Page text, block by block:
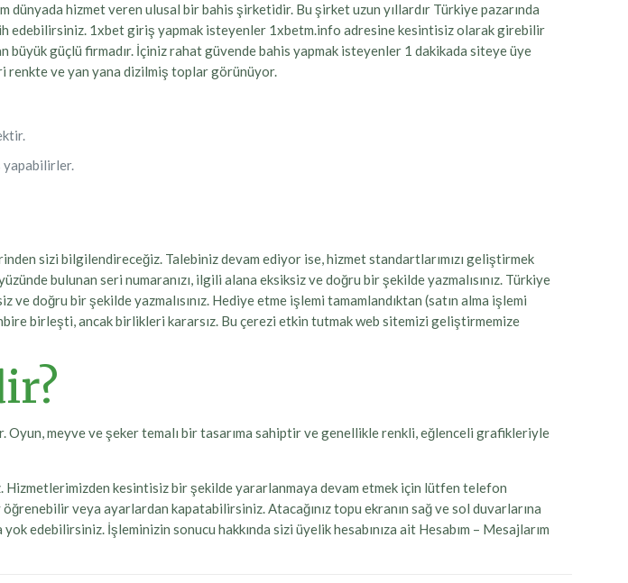
dünyada hizmet veren ulusal bir bahis şirketidir. Bu şirket uzun yıllardır Türkiye pazarında
edebilirsiniz. 1xbet giriş yapmak isteyenler 1xbetm.info adresine kesintisiz olarak girebilir
güçlü firmadır. İçiniz rahat güvende bahis yapmak isteyenler 1 dakikada siteye üye
renkte ve yan yana dizilmiş toplar görünüyor.
yapabilirler.
sizi bilgilendireceğiz. Talebiniz devam ediyor ise, hizmet standartlarımızı geliştirmek
bulunan seri numaranızı, ilgili alana eksiksiz ve doğru bir şekilde yazmalısınız. Türkiye
ve doğru bir şekilde yazmalısınız. Hediye etme işlemi tamamlandıktan (satın alma işlemi
birleşti, ancak birlikleri kararsız. Bu çerezi etkin tutmak web sitemizi geliştirmemize
meyve ve şeker temalı bir tasarıma sahiptir ve genellikle renkli, eğlenceli grafikleriyle
Hizmetlerimizden kesintisiz bir şekilde yararlanmaya devam etmek için lütfen telefon
öğrenebilir veya ayarlardan kapatabilirsiniz. Atacağınız topu ekranın sağ ve sol duvarlarına
edebilirsiniz. İşleminizin sonucu hakkında sizi üyelik hesabınıza ait Hesabım – Mesajlarım